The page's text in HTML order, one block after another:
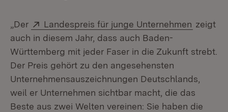
„Der Extern:
Landespreis für junge Unternehmen (Öffnet
zeigt
auch in diesem Jahr, dass auch Baden-
Württemberg mit jeder Faser in die Zukunft strebt.
Der Preis gehört zu den angesehensten
Unternehmensauszeichnungen Deutschlands,
weil er Unternehmen sichtbar macht, die das
Beste aus zwei Welten vereinen: Sie haben die